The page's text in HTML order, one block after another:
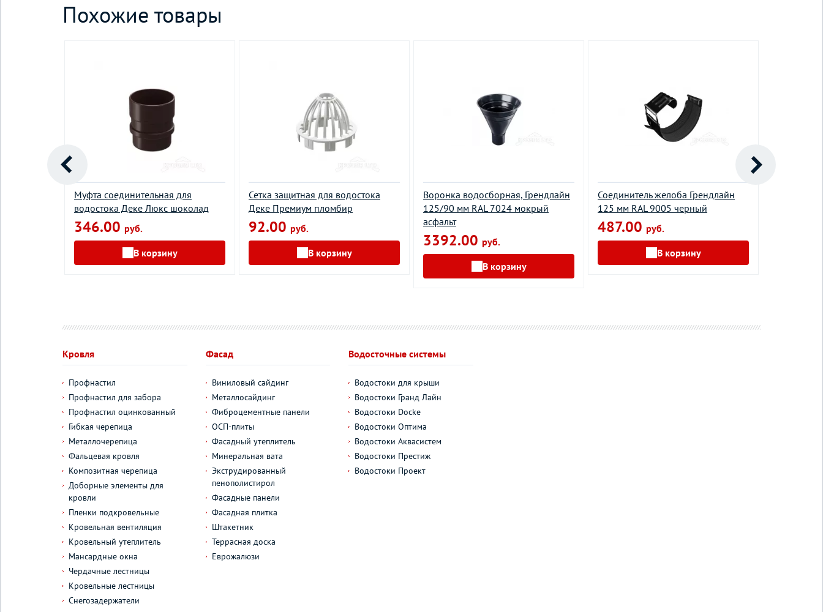
Похожие товары
Муфта соединительная для
водостока Деке Люкс шоколад
346.00 руб.
В корзину
Сетка защитная для водостока
Деке Премиум пломбир
92.00 руб.
В корзину
Воронка водосборная, Грендлайн
125/90 мм RAL 7024 мокрый
асфальт
3392.00 руб.
В корзину
Соединитель желоба Грендлайн
125 мм RAL 9005 черный
487.00 руб.
В корзину
Кровля
Профнастил
Профнастил для забора
Профнастил оцинкованный
Гибкая черепица
Металлочерепица
Фальцевая кровля
Композитная черепица
Доборные элементы для
кровли
Пленки подкровельные
Кровельная вентиляция
Кровельный утеплитель
Мансардные окна
Чердачные лестницы
Кровельные лестницы
Снегозадержатели
Фасад
Виниловый сайдинг
Металлосайдинг
Фиброцементные панели
ОСП-плиты
Фасадный утеплитель
Минеральная вата
Экструдированный
пенополистирол
Фасадные панели
Фасадная плитка
Штакетник
Террасная доска
Еврожалюзи
Водосточные системы
Водостоки для крыши
Водостоки Гранд Лайн
Водостоки Docke
Водостоки Оптима
Водостоки Аквасистем
Водостоки Престиж
Водостоки Проект